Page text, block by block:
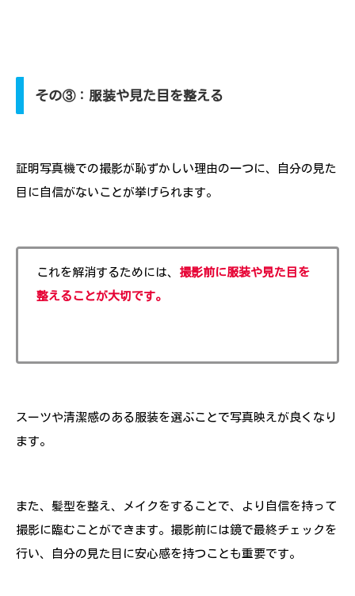
その③：服装や見た目を整える
証明写真機での撮影が恥ずかしい理由の一つに、自分の見た
目に自信がないことが挙げられます。
これを解消するためには、 撮影前に服装や見た目を
整えることが大切です。
スーツや清潔感のある服装を選ぶことで写真映えが良くなり
ます。
また、髪型を整え、メイクをすることで、より自信を持って
撮影に臨むことができます。撮影前には鏡で最終チェックを
行い、自分の見た目に安心感を持つことも重要です。